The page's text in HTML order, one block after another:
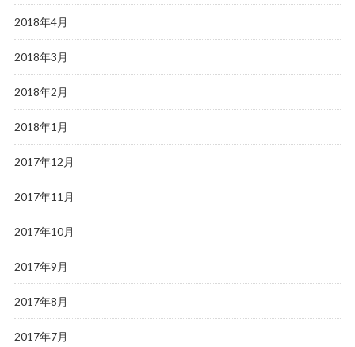
2018年4月
2018年3月
2018年2月
2018年1月
2017年12月
2017年11月
2017年10月
2017年9月
2017年8月
2017年7月